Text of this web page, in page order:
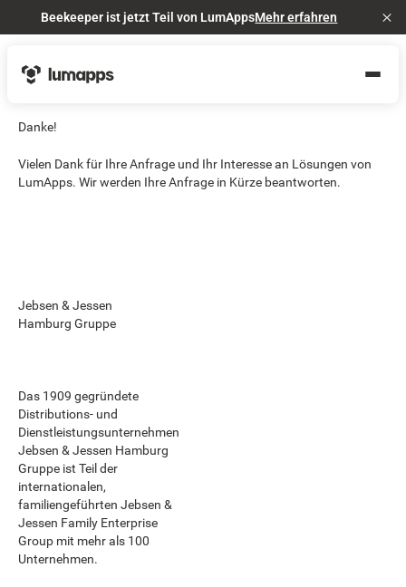
Beekeeper ist jetzt Teil von LumAppsMehr erfahren
Danke!
Vielen Dank für Ihre Anfrage und Ihr Interesse an Lösungen von
LumApps. Wir werden Ihre Anfrage in Kürze beantworten.
Jebsen & Jessen
Hamburg Gruppe
Das 1909 gegründete
Distributions- und
Dienstleistungsunternehmen
Jebsen & Jessen Hamburg
Gruppe ist Teil der
internationalen,
familiengeführten Jebsen &
Jessen Family Enterprise
Group mit mehr als 100
Unternehmen.